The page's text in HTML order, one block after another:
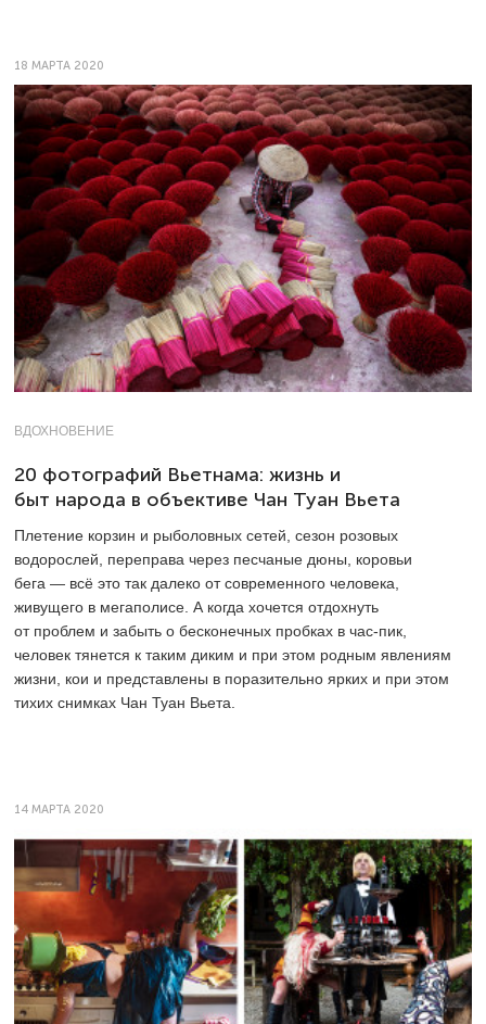
18 МАРТА 2020
ВДОХНОВЕНИЕ
20 фотографий Вьетнама: жизнь и
быт народа в объективе Чан Туан Вьета
Плетение корзин и рыболовных сетей, сезон розовых
водорослей, переправа через песчаные дюны, коровьи
бега — всё это так далеко от современного человека,
живущего в мегаполисе. А когда хочется отдохнуть
от проблем и забыть о бесконечных пробках в час-пик,
человек тянется к таким диким и при этом родным явлениям
жизни, кои и представлены в поразительно ярких и при этом
тихих снимках Чан Туан Вьета.
14 МАРТА 2020